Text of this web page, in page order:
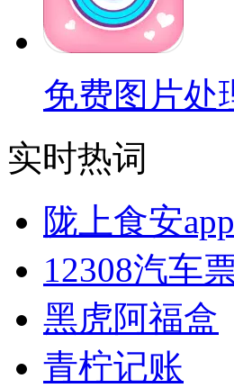
免费图片处
实时热词
陇上食安app
12308汽车
黑虎阿福盒
青柠记账